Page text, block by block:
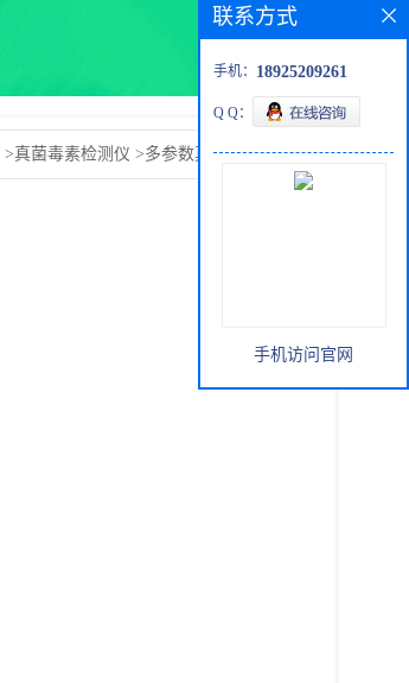
>真菌毒素检测仪 >多参数真菌毒素测试仪
联系方式
手机： 18925209261
Q Q：
手机访问官网